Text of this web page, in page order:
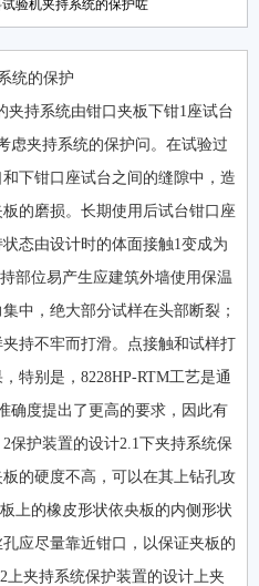
验机夹持系统的保护咗
统的保护
夹持系统由钳口夹板下钳1座试台
虑夹持系统的保护问。在试验过
下钳口座试台之间的缝隙中，造
的磨损。长期使用后试台钳口座
态由设计时的体面接触1变成为
位易产生应建筑外墙使用保温
中，绝大部分试样在头部断裂；
持不牢而打滑。点接触和试样打
特别是，8228HP-RTM工艺是通
确度提出了更高的要求，因此有
保护装置的设计2.1下夹持系统保
的硬度不高，可以在其上钻孔攻
上的橡皮形状依央板的内侧形状
应尽量靠近钳口，以保证夹板的
夹持系统保护装置的设计上夹